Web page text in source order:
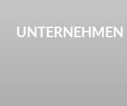
UNTERNEHMEN